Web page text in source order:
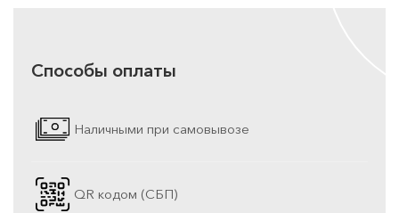
Способы оплаты
Наличными при самовывозе
QR кодом (СБП)